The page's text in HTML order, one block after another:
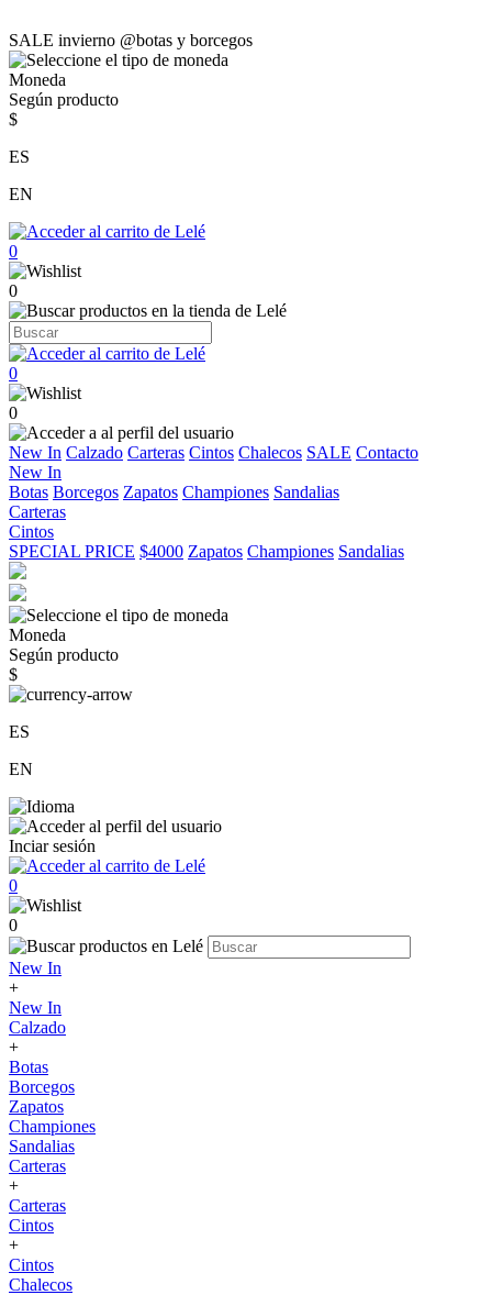
SALE invierno @botas y borcegos
Moneda
Según producto
$
ES
EN
0
0
0
0
New In Calzado Carteras Cintos Chalecos SALE Contacto
New In
Botas Borcegos Zapatos Championes Sandalias
Carteras
Cintos
SPECIAL PRICE $4000 Zapatos Championes Sandalias
Moneda
Según producto
$
ES
EN
Inciar sesión
0
0
New In
+
New In
Calzado
+
Botas
Borcegos
Zapatos
Championes
Sandalias
Carteras
+
Carteras
Cintos
+
Cintos
Chalecos